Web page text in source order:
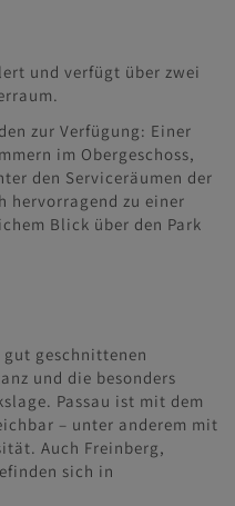
und verfügt über zwei
zur Verfügung: Einer
im Obergeschoss,
den Serviceräumen der
hervorragend zu einer
Blick über den Park
geschnittenen
und die besonders
Passau ist mit dem
– unter anderem mit
Auch Freinberg,
sich in